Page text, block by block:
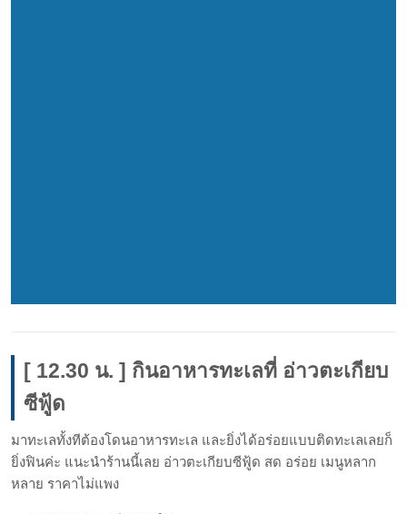
[ 12.30 น. ] กินอาหารทะเลที่ อ่าวตะเกียบ
ซีฟู้ด
มาทะเลทั้งทีต้องโดนอาหารทะเล และยิ่งได้อร่อยแบบติดทะเลเลยก็
ยิ่งฟินค่ะ แนะนำร้านนี้เลย อ่าวตะเกียบซีฟู้ด สด อร่อย เมนูหลาก
หลาย ราคาไม่แพง